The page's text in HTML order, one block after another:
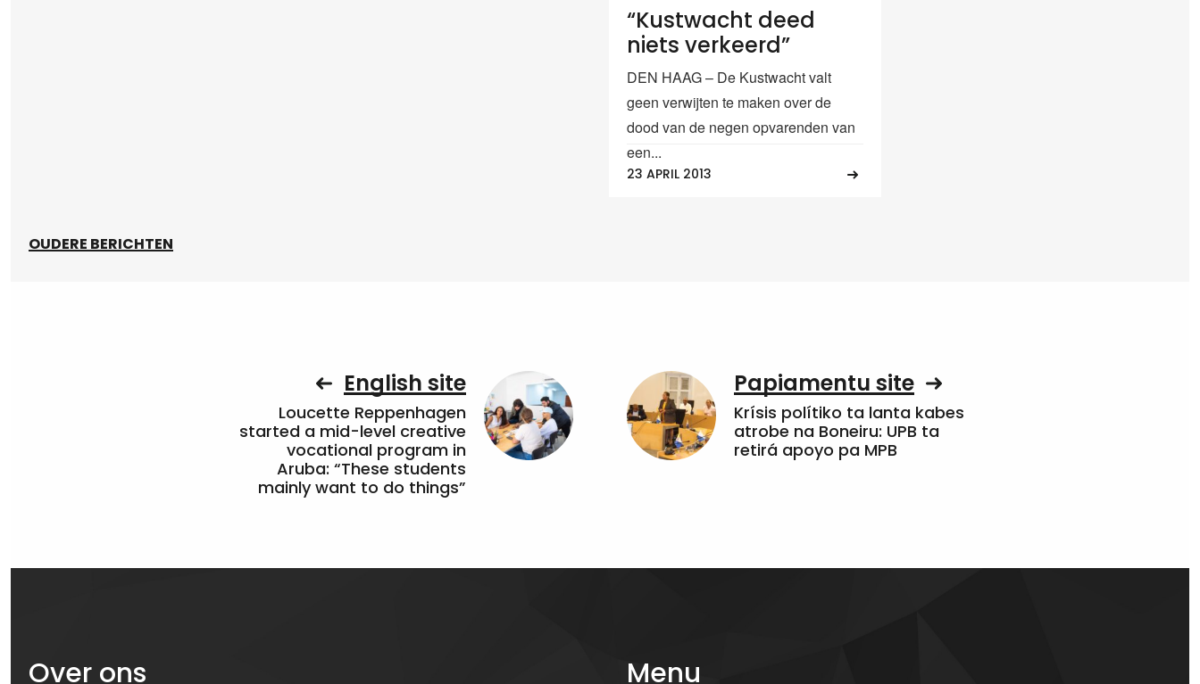
“Kustwacht deed
niets verkeerd”
DEN HAAG – De Kustwacht valt
geen verwijten te maken over de
dood van de negen opvarenden van
een...
23 APRIL 2013
OUDERE BERICHTEN
English site
Loucette Reppenhagen
started a mid-level creative
vocational program in
Aruba: “These students
mainly want to do things”
Papiamentu site
Krísis polítiko ta lanta kabes
atrobe na Boneiru: UPB ta
retirá apoyo pa MPB
Over ons Menu